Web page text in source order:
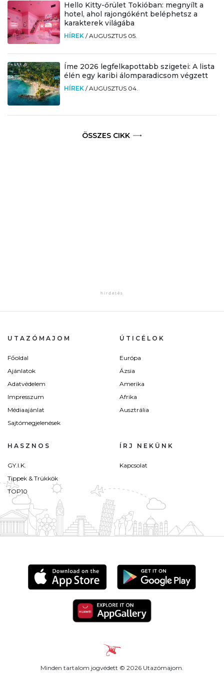
Hello Kitty-őrület Tokióban: megnyílt a
hotel, ahol rajongóként beléphetsz a
karakterek világába
HÍREK /AUGUSZTUS 05.
Íme 2026 legfelkapottabb szigetei: A lista
élén egy karibi álomparadicsom végzett
HÍREK /AUGUSZTUS 04.
ÖSSZES CIKK
UTAZÓMAJOM
Főoldal
Ajánlatok
Adatvédelem
Impresszum
Médiaajánlat
Sajtómegjelenések
ÚTICÉLOK
Európa
Ázsia
Amerika
Afrika
Ausztrália
HASZNOS
GY.I.K.
Tippek & Trükkök
TOP10
ÍRJ NEKÜNK
Kapcsolat
Minden tartalom jogvédett © 2026 Utazómajom.